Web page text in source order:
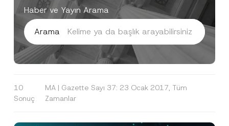
Haber ve Yayın Arama
Arama
10
Sonuç
MA | Gazette Sayı 37: 23 Ocak 2017, Tüm
Zamanlar